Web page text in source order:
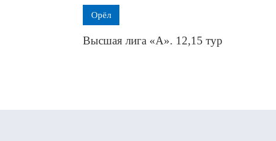
Орёл
Высшая лига «А». 12,15 тур